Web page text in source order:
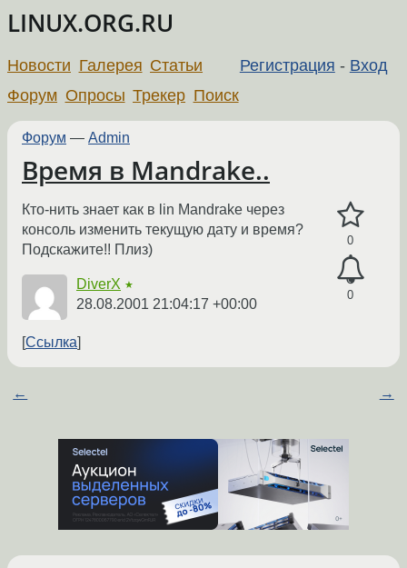
LINUX.ORG.RU
Регистрация - Вход
Новости Галерея Статьи
Форум Опросы Трекер Поиск
Форум — Admin
Время в Mandrake..
0
0
Кто-нить знает как в lin Mandrake через
консоль изменить текущую дату и время?
Подскажите!! Плиз)
DiverX ★
28.08.2001 21:04:17 +00:00
Ссылка
← →